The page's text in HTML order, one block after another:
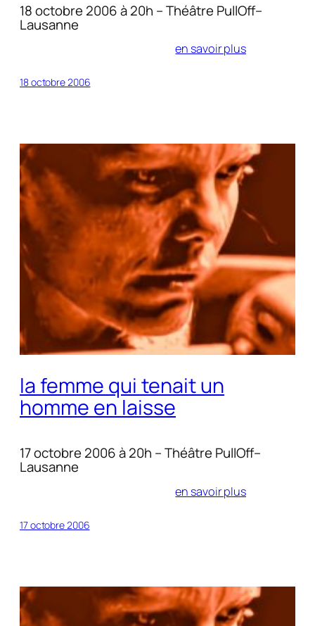
18 octobre 2006 à 20h – Théâtre PullOff–
Lausanne
en savoir plus
18 octobre 2006
la femme qui tenait un
homme en laisse
17 octobre 2006 à 20h – Théâtre PullOff–
Lausanne
en savoir plus
17 octobre 2006